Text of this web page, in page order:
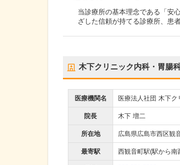
当診療所の基本理念である「安
ざした信頼が持てる診療所、患
木下クリニック内科・胃腸
医療機関名 医療法人社団 木下
院長 木下 増二
所在地 広島県広島市西区観
最寄駅 西観音町駅(駅から南